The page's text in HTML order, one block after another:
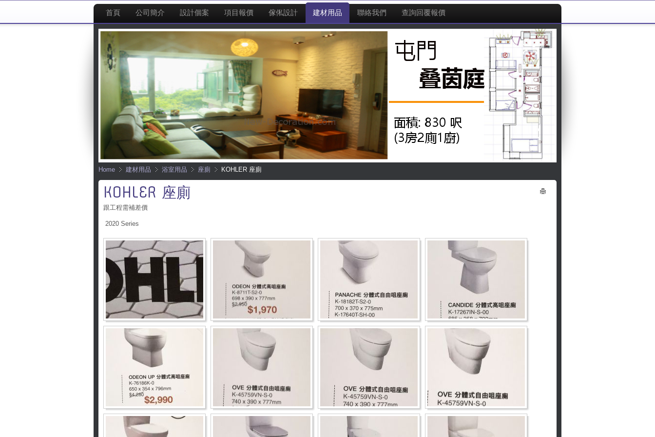
首頁 公司簡介 設計個案 項目報價 傢俬設計 建材用品 聯絡我們 查詢回覆報價
Home 建材用品 浴室用品 座廁 KOHLER 座廁
KOHLER 座廁
跟工程需補差價
2020 Series